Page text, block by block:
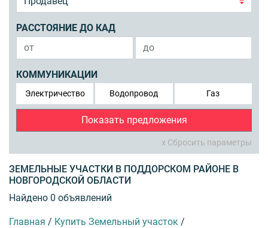
РАССТОЯНИЕ ДО КАД
КОММУНИКАЦИИ
Электричество Водопровод Газ
Показать предложения
x Сбросить параметры
ЗЕМЕЛЬНЫЕ УЧАСТКИ В ПОДДОРСКОМ РАЙОНЕ В
НОВГОРОДСКОЙ ОБЛАСТИ
Найдено 0 объявлений
Главная / Купить Земельный участок /